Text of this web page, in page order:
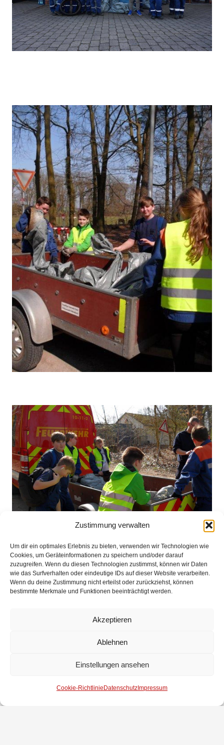
Zustimmung verwalten
Um dir ein optimales Erlebnis zu bieten, verwenden wir Technologien wie
Cookies, um Geräteinformationen zu speichern und/oder darauf
zuzugreifen. Wenn du diesen Technologien zustimmst, können wir Daten
wie das Surfverhalten oder eindeutige IDs auf dieser Website verarbeiten.
Wenn du deine Zustimmung nicht erteilst oder zurückziehst, können
bestimmte Merkmale und Funktionen beeinträchtigt werden.
Akzeptieren
Ablehnen
Einstellungen ansehen
Cookie-Richtlinie Datenschutz Impressum